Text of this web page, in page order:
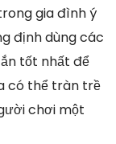
gia đình ý
định dùng các
tốt nhất để
có thể tràn trề
chơi một